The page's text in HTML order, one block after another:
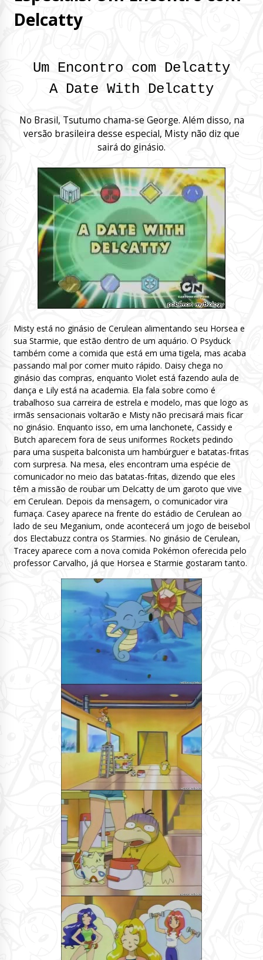
Delcatty
Um Encontro com Delcatty
A Date With Delcatty
No Brasil, Tsutumo chama-se George. Além disso, na
versão brasileira desse especial, Misty não diz que
sairá do ginásio.
Misty está no ginásio de Cerulean alimentando seu Horsea e
sua Starmie, que estão dentro de um aquário. O Psyduck
também come a comida que está em uma tigela, mas acaba
passando mal por comer muito rápido. Daisy chega no
ginásio das compras, enquanto Violet está fazendo aula de
dança e Lily está na academia. Ela fala sobre como é
trabalhoso sua carreira de estrela e modelo, mas que logo as
irmãs sensacionais voltarão e Misty não precisará mais ficar
no ginásio. Enquanto isso, em uma lanchonete, Cassidy e
Butch aparecem fora de seus uniformes Rockets pedindo
para uma suspeita balconista um hambúrguer e batatas-fritas
com surpresa. Na mesa, eles encontram uma espécie de
comunicador no meio das batatas-fritas, dizendo que eles
têm a missão de roubar um Delcatty de um garoto que vive
em Cerulean. Depois da mensagem, o comunicador vira
fumaça. Casey aparece na frente do estádio de Cerulean ao
lado de seu Meganium, onde acontecerá um jogo de beisebol
dos Electabuzz contra os Starmies. No ginásio de Cerulean,
Tracey aparece com a nova comida Pokémon oferecida pelo
professor Carvalho, já que Horsea e Starmie gostaram tanto.